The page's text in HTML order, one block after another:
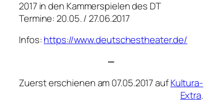
2017 in den Kammerspielen des DT
Termine: 20.05. / 27.06.2017
Infos:https://www.deutschestheater.de/
—
Zuerst erschienen am 07.05.2017 aufKultura-
Extra.